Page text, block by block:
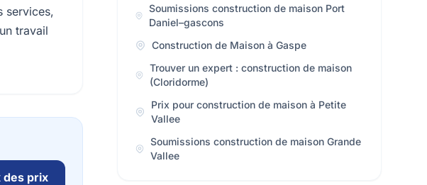
services,
travail
des prix
Soumissions construction de maison Port
Daniel–gascons
Construction de Maison à Gaspe
Trouver un expert : construction de maison
(Cloridorme)
Prix pour construction de maison à Petite
Vallee
Soumissions construction de maison Grande
Vallee